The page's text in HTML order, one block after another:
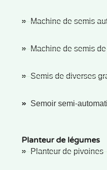
Machine de semis
Machine de semis
Semis de diverses
Semoir semi-
Planteur de légumes
Planteur de pivoines